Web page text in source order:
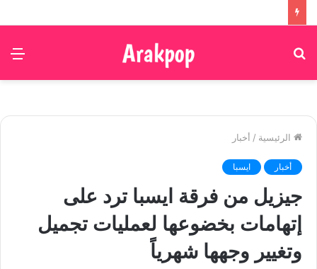
الرئيسية / أخبار
أخبار ايسبا
جيزيل من فرقة ايسبا ترد على
إتهامات بخضوعها لعمليات تجميل
وتغيير وجهها شهرياً